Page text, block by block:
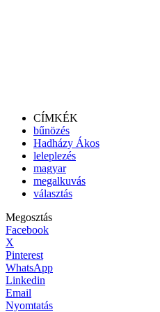
CÍMKÉK
bűnözés
Hadházy Ákos
leleplezés
magyar
megalkuvás
választás
Megosztás
Facebook
X
Pinterest
WhatsApp
Linkedin
Email
Nyomtatás